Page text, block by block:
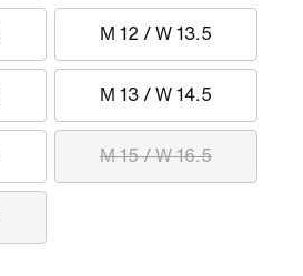
M 12 / W 13.5
M 13 / W 14.5
M 15 / W 16.5